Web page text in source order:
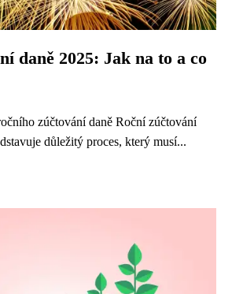
daně 2025: Jak na to a co
zúčtování daně Roční zúčtování
důležitý proces, který musí...